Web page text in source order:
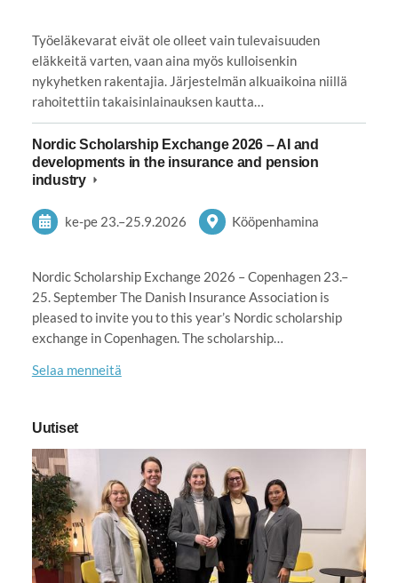
Työeläkevarat eivät ole olleet vain tulevaisuuden
eläkkeitä varten, vaan aina myös kulloisenkin
nykyhetken rakentajia. Järjestelmän alkuaikoina niillä
rahoitettiin takaisinlainauksen kautta…
Nordic Scholarship Exchange 2026 – AI and
developments in the insurance and pension
industry
ke-pe 23.–25.9.2026 Kööpenhamina
Nordic Scholarship Exchange 2026 – Copenhagen 23.–
25. September The Danish Insurance Association is
pleased to invite you to this year’s Nordic scholarship
exchange in Copenhagen. The scholarship…
Selaa menneitä
Uutiset